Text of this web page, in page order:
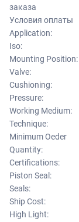
заказа
Условия оплаты
Application:
Iso:
Mounting Position:
Valve:
Cushioning:
Pressure:
Working Medium:
Technique:
Minimum Oeder
Quantity:
Certifications:
Piston Seal:
Seals:
Ship Cost:
High Light: